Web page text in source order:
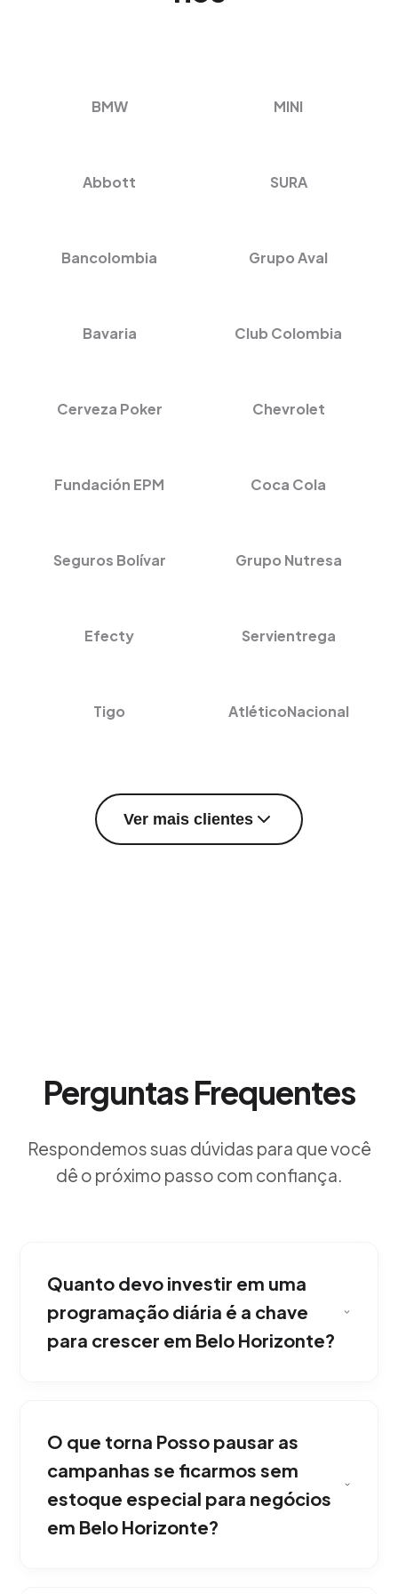
BMW MINI
Abbott SURA
Bancolombia Grupo Aval
Bavaria Club Colombia
Cerveza Poker Chevrolet
Fundación EPM Coca Cola
Seguros Bolívar Grupo Nutresa
Efecty Servientrega
Tigo AtléticoNacional
Ver mais clientes
Perguntas Frequentes
Respondemos suas dúvidas para que você
dê o próximo passo com confiança.
Quanto devo investir em uma
programação diária é a chave
para crescer em Belo Horizonte?
varia, mas sempre começamos com um
investimento piloto conservador para testar
as conversões antes de escalar
agressivamente. Construindo autoridade de
marca no mercado de Belo Horizonte.
O que torna Posso pausar as
campanhas se ficarmos sem
estoque especial para negócios
em Belo Horizonte?